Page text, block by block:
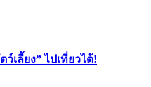
เลี้ยง” ไปเที่ยวได้!